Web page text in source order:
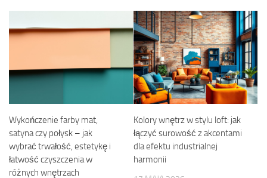
Wykończenie farby mat,
satyna czy połysk – jak
wybrać trwałość, estetykę i
łatwość czyszczenia w
różnych wnętrzach
Kolory wnętrz w stylu loft: jak
łączyć surowość z akcentami
dla efektu industrialnej
harmonii